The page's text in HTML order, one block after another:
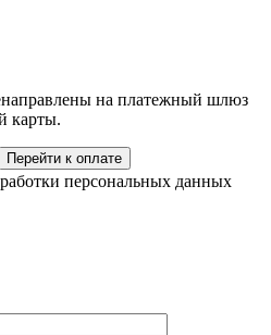
на платежный шлюз
карты.
Перейти к оплате
персональных данных